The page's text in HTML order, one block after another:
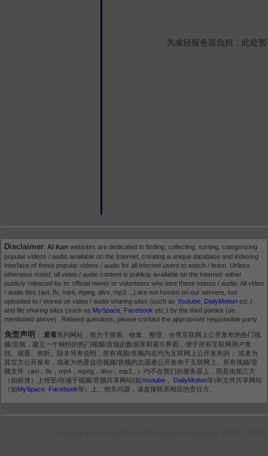
为减轻服务器负担，此处
Disclaimer: AI Kan websites are dedicated to finding, collecting, sorting, categorizing
popular videos / audio available on the Internet, creating a unique database and indexing
interface of these popular videos / audio for all Internet users to watch / listen. Unless
otherwise noted, all video / audio content is publicly available on the Internet: either
publicly released by its official owner or volunteers who love these videos / audio. All video
/ audio files (avi, flv, mp4, mpeg, divx, mp3 ...) are not hosted on our servers, but
uploaded to / stored on video / audio sharing sites (such as Youtube DailyMotion etc.)
and file sharing sites (such as MySpace Facebook etc.) by the third parties (as
mentioned above) . Related questions, please contact the appropriate responsible party.
免责声明 ： 爱看系列网站，致力于搜索、收集、整理、分类互联网上公开发布的热门视
频/音频，建立一个独特的热门视频/音频的数据库和索引界面，便于所有互联网用户查
找、观看、收听。除非另有说明，所有视频/音频内容均为互联网上公开发布的： 或者为
其官方公开发布，或者为热爱这些视频/音频的志愿者公开发布于互联网上。所有视频/音
频文件（avi，flv，mp4，mpeg，divx，mp3...）均不在我们的服务器上，而是由第三方
（如前述）上传至/存储于视频/音频共享网站(如Youtube DailyMotion等)和文件共享网站
（如MySpace Facebook等）上。相关问题，请直接联系相应的责任方。